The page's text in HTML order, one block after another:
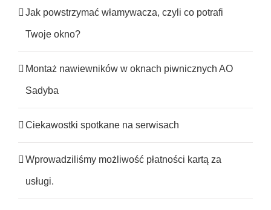
Jak powstrzymać włamywacza, czyli co potrafi
Twoje okno?
Montaż nawiewników w oknach piwnicznych AO
Sadyba
Ciekawostki spotkane na serwisach
Wprowadziliśmy możliwość płatności kartą za
usługi.